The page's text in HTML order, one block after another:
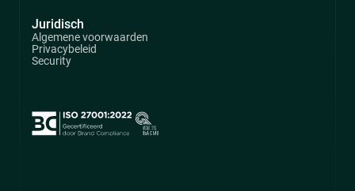
Juridisch
Algemene voorwaarden
Privacybeleid
Security